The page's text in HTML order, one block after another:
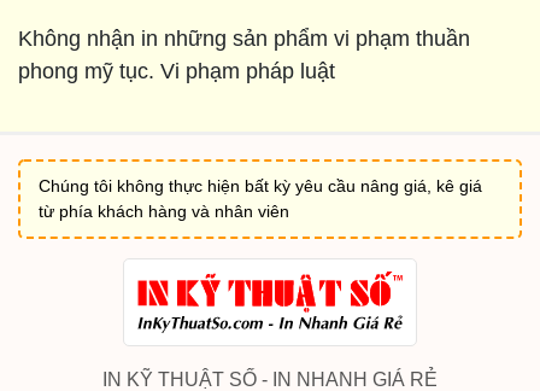
Không nhận in những sản phẩm vi phạm thuần
phong mỹ tục. Vi phạm pháp luật
Chúng tôi không thực hiện bất kỳ yêu cầu nâng giá, kê giá
từ phía khách hàng và nhân viên
IN KỸ THUẬT SỐ - IN NHANH GIÁ RẺ